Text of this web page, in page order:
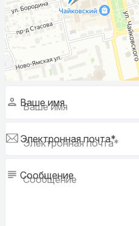
Ваше имя
Электронная почта*
Сообщение